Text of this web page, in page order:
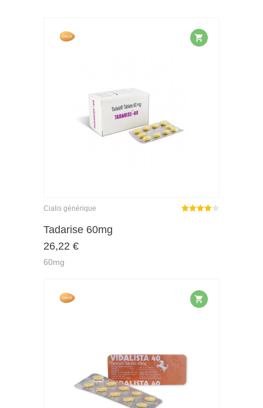
Cialis générique
Tadarise 60mg
26,22 €
60mg